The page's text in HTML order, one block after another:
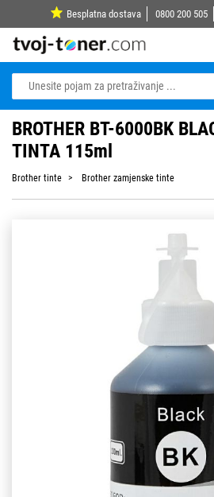
Besplatna dostava 0800 200 505
BROTHER BT-6000BK
TINTA 115ml
Brother tinte Brother zamjenske tinte